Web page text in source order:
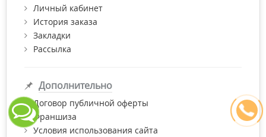
Личный кабинет
История заказа
Закладки
Рассылка
Дополнительно
Договор публичной оферты
Франшиза
Условия использования сайта